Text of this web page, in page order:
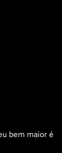
bem maior é